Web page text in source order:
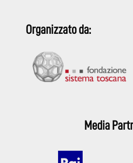
Organizzato da:
Media